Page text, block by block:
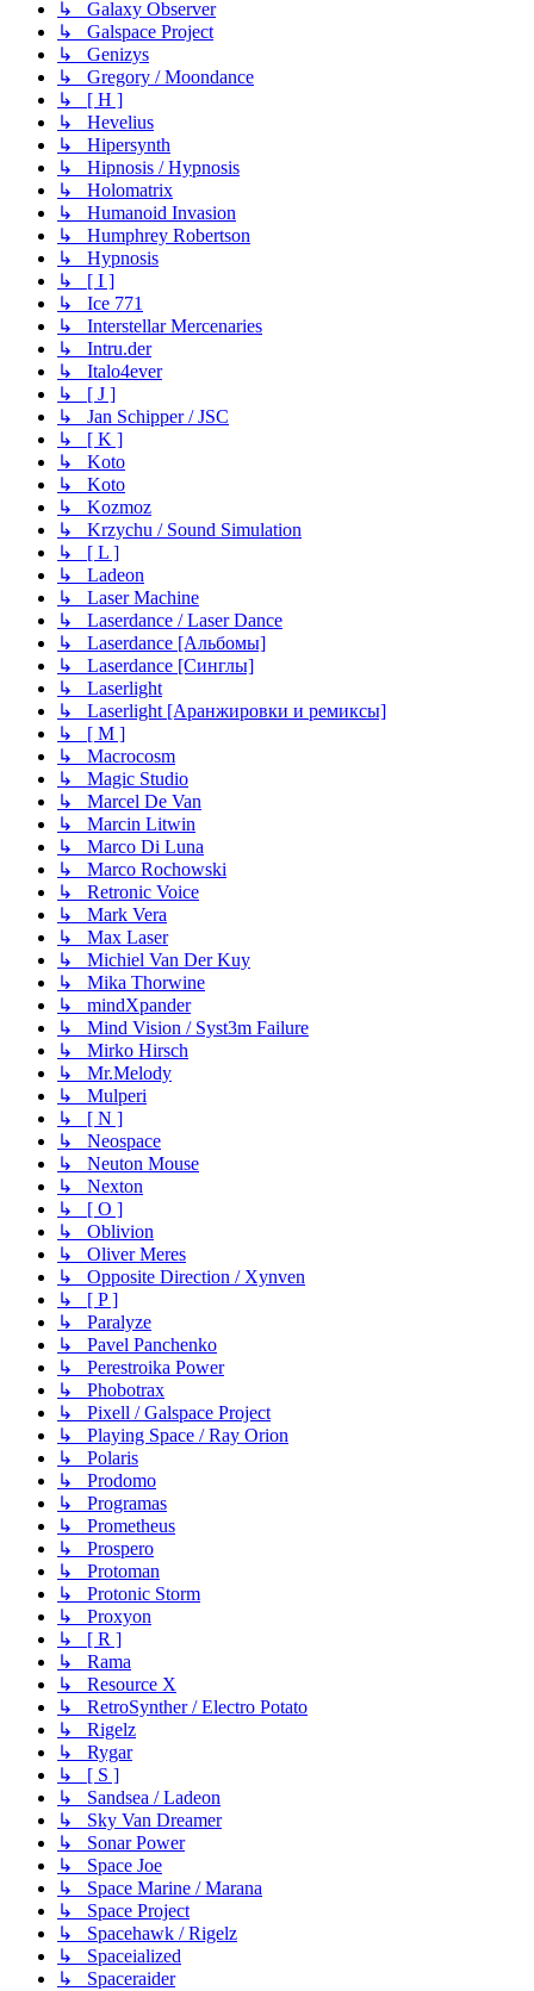
↳ Galaxy Observer
↳ Galspace Project
↳ Genizys
↳ Gregory / Moondance
↳ [ H ]
↳ Hevelius
↳ Hipersynth
↳ Hipnosis / Hypnosis
↳ Holomatrix
↳ Humanoid Invasion
↳ Humphrey Robertson
↳ Hypnosis
↳ [ I ]
↳ Ice 771
↳ Interstellar Mercenaries
↳ Intru.der
↳ Italo4ever
↳ [ J ]
↳ Jan Schipper / JSC
↳ [ K ]
↳ Koto
↳ Koto
↳ Kozmoz
↳ Krzychu / Sound Simulation
↳ [ L ]
↳ Ladeon
↳ Laser Machine
↳ Laserdance / Laser Dance
↳ Laserdance [Альбомы]
↳ Laserdance [Синглы]
↳ Laserlight
↳ Laserlight [Аранжировки и ремиксы]
↳ [ M ]
↳ Macrocosm
↳ Magic Studio
↳ Marcel De Van
↳ Marcin Litwin
↳ Marco Di Luna
↳ Marco Rochowski
↳ Retronic Voice
↳ Mark Vera
↳ Max Laser
↳ Michiel Van Der Kuy
↳ Mika Thorwine
↳ mindXpander
↳ Mind Vision / Syst3m Failure
↳ Mirko Hirsch
↳ Mr.Melody
↳ Mulperi
↳ [ N ]
↳ Neospace
↳ Neuton Mouse
↳ Nexton
↳ [ O ]
↳ Oblivion
↳ Oliver Meres
↳ Opposite Direction / Xynven
↳ [ P ]
↳ Paralyze
↳ Pavel Panchenko
↳ Perestroika Power
↳ Phobotrax
↳ Pixell / Galspace Project
↳ Playing Space / Ray Orion
↳ Polaris
↳ Prodomo
↳ Programas
↳ Prometheus
↳ Prospero
↳ Protoman
↳ Protonic Storm
↳ Proxyon
↳ [ R ]
↳ Rama
↳ Resource X
↳ RetroSynther / Electro Potato
↳ Rigelz
↳ Rygar
↳ [ S ]
↳ Sandsea / Ladeon
↳ Sky Van Dreamer
↳ Sonar Power
↳ Space Joe
↳ Space Marine / Marana
↳ Space Project
↳ Spacehawk / Rigelz
↳ Spaceialized
↳ Spaceraider